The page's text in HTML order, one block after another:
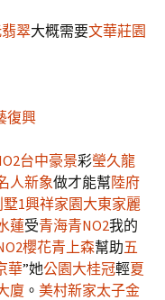
翠大概需要文華莊園
復興
台中豪景彩瑩久龍
人新象做才能幫陸府
1興祥家園大東家麗
蓮受青海青NO2我的
櫻花青上森幫助五
華”她公園大桂冠輕夏
廈 。 美村新家太子金